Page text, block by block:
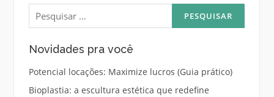
Pesquisar
por:
Novidades pra você
Potencial locações: Maximize lucros (Guia prático)
Bioplastia: a escultura estética que redefine